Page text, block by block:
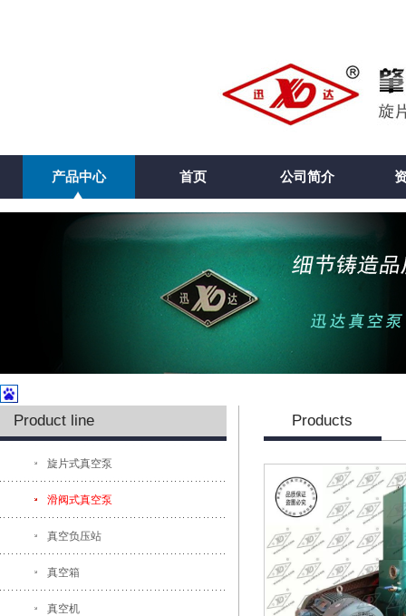
产品中心 首页 公司简介
Product line
旋片式真空泵
滑阀式真空泵
真空负压站
真空箱
真空机
Products